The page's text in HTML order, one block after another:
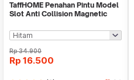
TaffHOME Penahan Pintu Model
Slot Anti Collision Magnetic
Rp34.900
Rp 16.500